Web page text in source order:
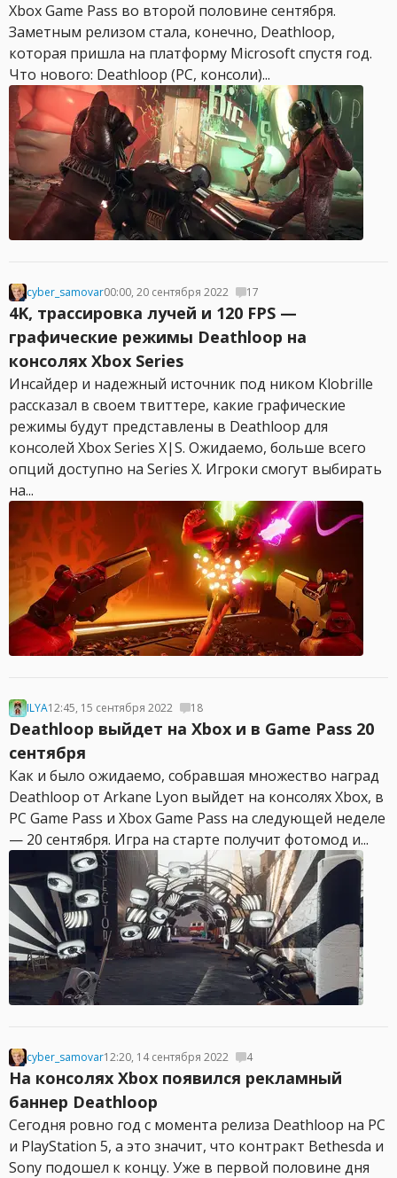
Xbox Game Pass во второй половине сентября.
Заметным релизом стала, конечно, Deathloop,
которая пришла на платформу Microsoft спустя год.
Что нового: Deathloop (PC, консоли)...
cyber_samovar00:00, 20 сентября 2022 17
4K, трассировка лучей и 120 FPS —
графические режимы Deathloop на
консолях Xbox Series
Инсайдер и надежный источник под ником Klobrille
рассказал в своем твиттере, какие графические
режимы будут представлены в Deathloop для
консолей Xbox Series X|S. Ожидаемо, больше всего
опций доступно на Series X. Игроки смогут выбирать
на...
ILYA12:45, 15 сентября 2022 18
Deathloop выйдет на Xbox и в Game Pass 20
сентября
Как и было ожидаемо, собравшая множество наград
Deathloop от Arkane Lyon выйдет на консолях Xbox, в
PC Game Pass и Xbox Game Pass на следующей неделе
— 20 сентября. Игра на старте получит фотомод и...
cyber_samovar12:20, 14 сентября 2022 4
На консолях Xbox появился рекламный
баннер Deathloop
Сегодня ровно год с момента релиза Deathloop на PC
и PlayStation 5, а это значит, что контракт Bethesda и
Sony подошел к концу. Уже в первой половине дня